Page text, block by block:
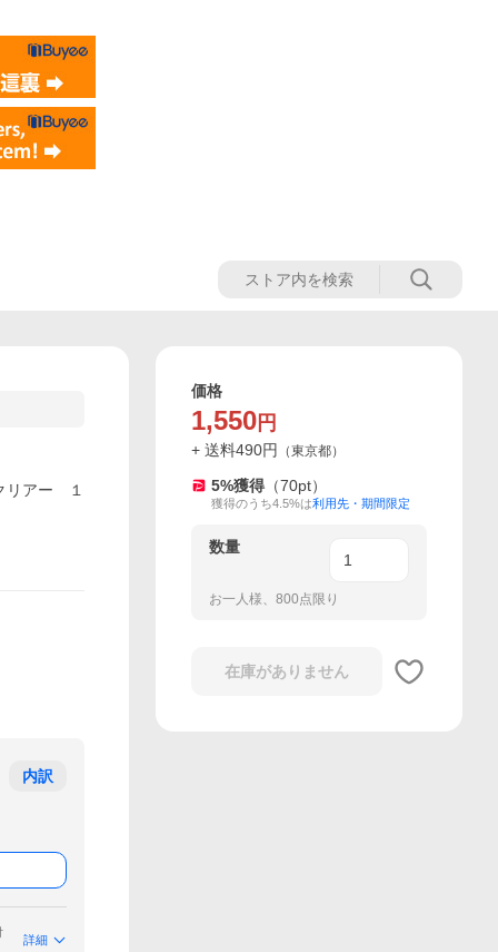
リアー １
内訳
詳細
価格
1,550 円
+ 送料490円 （東京都）
5%獲得 （70pt）
獲得のうち4.5%は利用先・期間限定
数量
お一人様、800点限り
在庫がありません